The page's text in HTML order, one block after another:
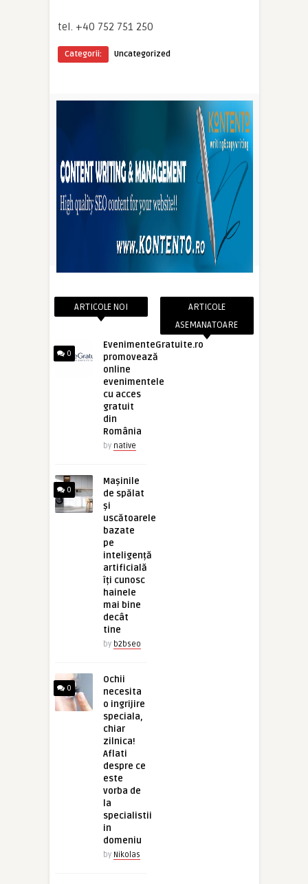
tel. +40 752 751 250
Categorii: Uncategorized
ARTICOLE NOI
0
EvenimenteGratuite.ro
promovează
online
evenimentele
cu acces
gratuit
din
România
by native
0
Mașinile
de spălat
și
uscătoarele
bazate
pe
inteligență
artificială
îți cunosc
hainele
mai bine
decât
tine
by b2bseo
0
Ochii
necesita
o ingrijire
speciala,
chiar
zilnica!
Aflati
despre ce
este
vorba de
la
specialistii
in
domeniu
by Nikolas
ARTICOLE
ASEMANATOARE